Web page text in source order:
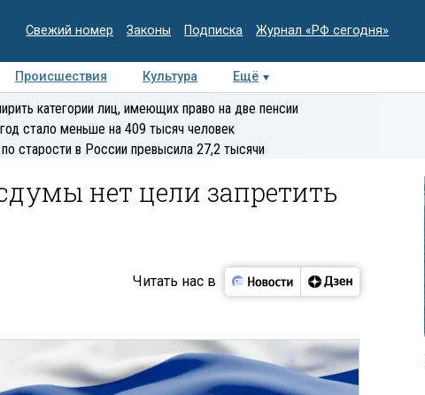
Свежий номер Законы Подписка Журнал «РФ сегодня»
Происшествия Культура Ещё
Интервью Колумнисты
Деловая
категории лиц, имеющих право на две пенсии
стало меньше на 409 тысяч человек
старости в России превысила 27,2 тысячи
нет цели запретить
Читать нас в